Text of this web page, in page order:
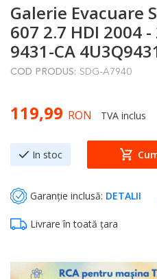
to
the
beginning
of
the
gallery
Galerie Evacuare
607 2.7 HDI 2004
9431-CA
COD PRODUS: SDG-A7940
119,99 RON TVA inclus
In stoc
Garanție inclusă: DETALII
Livrare în toată țara